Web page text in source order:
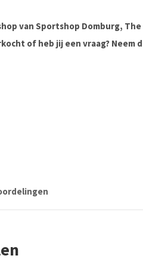
van Sportshop Domburg,
of heb jij een vraag? Neem